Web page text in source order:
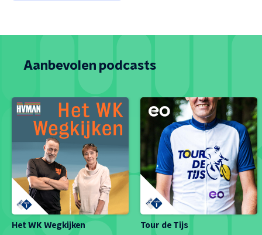
Aanbevolen podcasts
Het WK Wegkijken
Tour de Tijs